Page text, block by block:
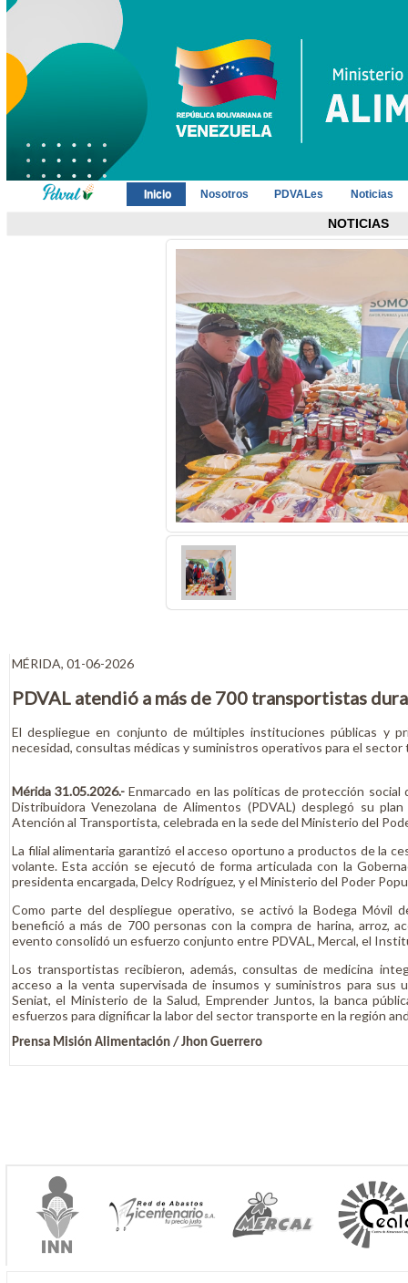
Inicio Nosotros PDVALes Noticias
NOTICIAS
MÉRIDA, 01-06-2026
PDVAL atendió a más de 700 transportistas
El despliegue en conjunto de múltiples instituciones públicas y
necesidad, consultas médicas y suministros operativos para el
Mérida 31.05.2026.-Enmarcado en las políticas de protección
Distribuidora Venezolana de Alimentos (PDVAL) desplegó su
Atención al Transportista, celebrada en la sede del Ministerio del
La filial alimentaria garantizó el acceso oportuno a productos de la
volante. Esta acción se ejecutó de forma articulada con la
presidenta encargada, Delcy Rodríguez, y el Ministerio del Poder
Como parte del despliegue operativo, se activó la Bodega Móvil
benefició a más de 700 personas con la compra de harina, arroz,
evento consolidó un esfuerzo conjunto entre PDVAL, Mercal, el
Los transportistas recibieron, además, consultas de medicina
acceso a la venta supervisada de insumos y suministros para sus
Seniat, el Ministerio de la Salud, Emprender Juntos, la banca
esfuerzos para dignificar la labor del sector transporte en la región
Prensa Misión Alimentación / Jhon Guerrero